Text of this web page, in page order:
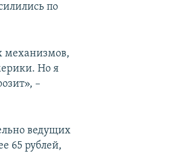
по
механизмов,
Но я
–
ведущих
65 рублей,